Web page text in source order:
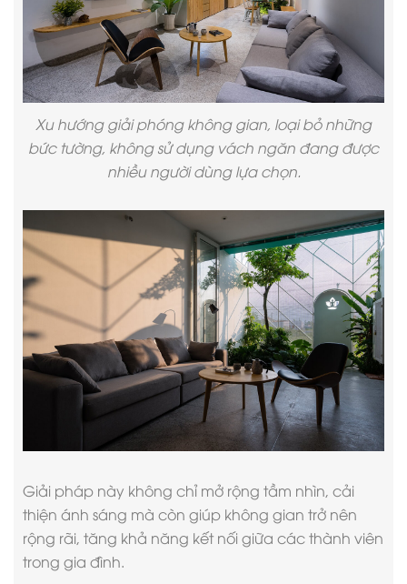
Xu hướng giải phóng không gian, loại bỏ những
bức tường, không sử dụng vách ngăn đang được
nhiều người dùng lựa chọn.
Giải pháp này không chỉ mở rộng tầm nhìn, cải
thiện ánh sáng mà còn giúp không gian trở nên
rộng rãi, tăng khả năng kết nối giữa các thành viên
trong gia đình.